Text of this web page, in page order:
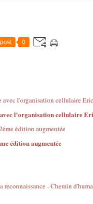
0
l'organisation cellulaire
édition augmentée